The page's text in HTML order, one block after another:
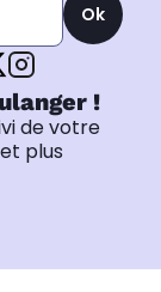
Ok
!
de votre
plus